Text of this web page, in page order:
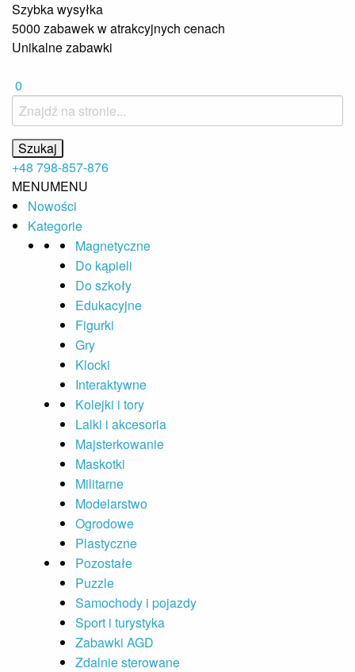
Szybka wysyłka
5000 zabawek w atrakcyjnych cenach
Unikalne zabawki
0
+48 798-857-876
MENUMENU
Nowości
Kategorie
Magnetyczne
Do kąpieli
Do szkoły
Edukacyjne
Figurki
Gry
Klocki
Interaktywne
Kolejki i tory
Lalki i akcesoria
Majsterkowanie
Maskotki
Militarne
Modelarstwo
Ogrodowe
Plastyczne
Pozostałe
Puzzle
Samochody i pojazdy
Sport i turystyka
Zabawki AGD
Zdalnie sterowane